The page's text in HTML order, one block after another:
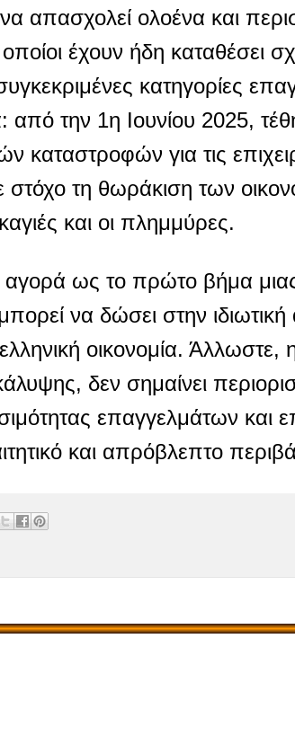
απασχολεί ολοένα και
έχουν ήδη καταθέσει
κατηγορίες
την 1η Ιουνίου 2025,
καταστροφών για τις
τη θωράκιση των
και οι πλημμύρες.
αγορά ως το πρώτο βήμα
να δώσει στην
οικονομία.
δεν σημαίνει
επαγγελμάτων και
και απρόβλεπτο